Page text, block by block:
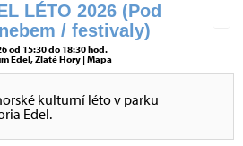
LÉTO 2026 (Pod
/ festivaly)
od 15:30 do 18:30 hod.
Edel, Zlaté Hory |Mapa
kulturní léto v parku
Edel.